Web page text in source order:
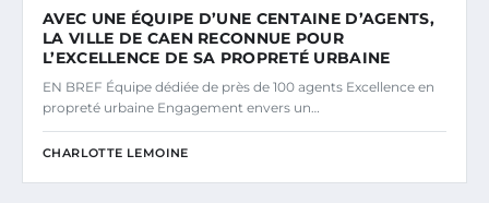
AVEC UNE ÉQUIPE D’UNE CENTAINE D’AGENTS,
LA VILLE DE CAEN RECONNUE POUR
L’EXCELLENCE DE SA PROPRETÉ URBAINE
EN BREF Équipe dédiée de près de 100 agents Excellence en
propreté urbaine Engagement envers un…
CHARLOTTE LEMOINE